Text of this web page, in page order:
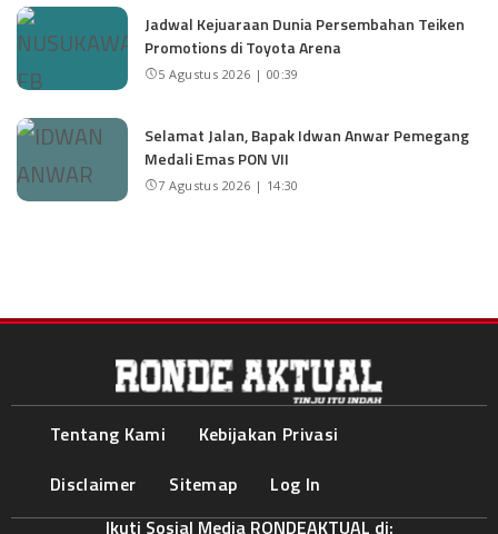
Jadwal Kejuaraan Dunia Persembahan Teiken
Promotions di Toyota Arena
5 Agustus 2026 | 00:39
Selamat Jalan, Bapak Idwan Anwar Pemegang
Medali Emas PON VII
7 Agustus 2026 | 14:30
Tentang Kami
Kebijakan Privasi
Disclaimer
Sitemap
Log In
Ikuti Sosial Media RONDEAKTUAL di: